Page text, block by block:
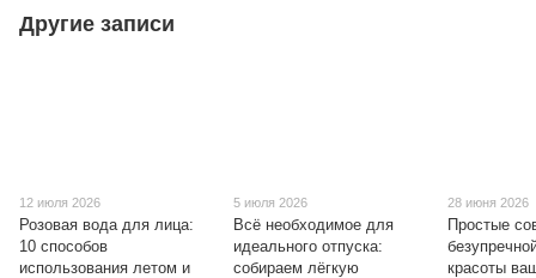
Другие записи
12 июля 2026
Розовая вода для лица:
10 способов
использования летом и
5 июля 2026
Всё необходимое для
идеального отпуска:
собираем лёгкую
28 июня 2026
Простые
красоты